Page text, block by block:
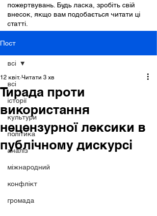
пожертвувань. Будь ласка, зробіть свій
внесок, якщо вам подобається читати ці
статті.
Пост
всі
історії
культури
політика
аналіз
міжнародний
конфлікт
громада
всі
Тирада проти
використання
нецензурної лексики в
публічному дискурсі
12 квіт. Читати 3 хв